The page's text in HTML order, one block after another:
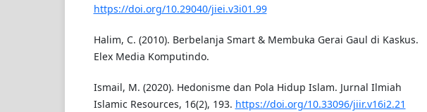
https://doi.org/10.29040/jiei.v3i01.99
Halim, C. (2010). Berbelanja Smart & Membuka Gerai Gaul di Kaskus.
Elex Media Komputindo.
Ismail, M. (2020). Hedonisme dan Pola Hidup Islam. Jurnal Ilmiah
Islamic Resources, 16(2), 193. https://doi.org/10.33096/jiir.v16i2.21